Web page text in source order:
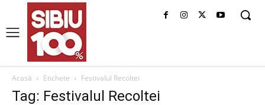
Acasă Etichete Festivalul Recoltei
Tag: Festivalul Recoltei